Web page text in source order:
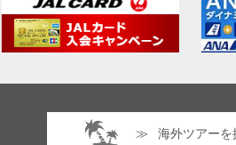
海外ツアーを